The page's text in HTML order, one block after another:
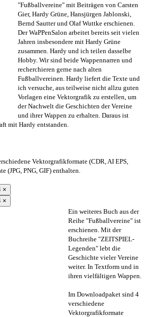
"Fußballvereine" mit Beiträgen von Carsten
Gier, Hardy Grüne, Hansjürgen Jablonski,
Bernd Sautter und Olaf Wuttke erschienen.
Der WaPPenSalon arbeitet bereits seit vielen
Jahren insbesondere mit Hardy Grüne
zusammen. Hardy und ich teilen dasselbe
Hobby. Wir sind beide Wappennarren und
recherchieren gerne nach alten
Fußballvereinen. Hardy liefert die Texte und
ich versuche, aus teilweise nicht allzu guten
Vorlagen eine Vektorgrafik zu erstellen, um
der Nachwelt die Geschichten der Vereine
und ihrer Wappen zu erhalten. Daraus ist
mit Hardy entstanden.
Vektorgrafikformate (CDR, AI EPS,
(JPG, PNG, GIF) enthalten.
×
×
Ein weiteres Buch aus der
Reihe "Fußballvereine" ist
erschienen. Mit der
Buchreihe "ZEITSPIEL-
Legenden" lebt die
Geschichte vieler Vereine
weiter. In Textform und in
ihren vielfältigen Wappen.
Im Downloadpaket sind 4
verschiedene
Vektorgrafikformate